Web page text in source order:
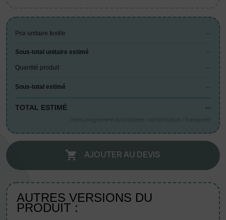
Prix unitaire textile --
Sous-total unitaire estimé --
Quantité produit --
Sous-total estimé --
TOTAL ESTIMÉ --
(Hors programme de broderie / vectorisation / transport)
 AJOUTER AU DEVIS
AUTRES VERSIONS DU
PRODUIT :